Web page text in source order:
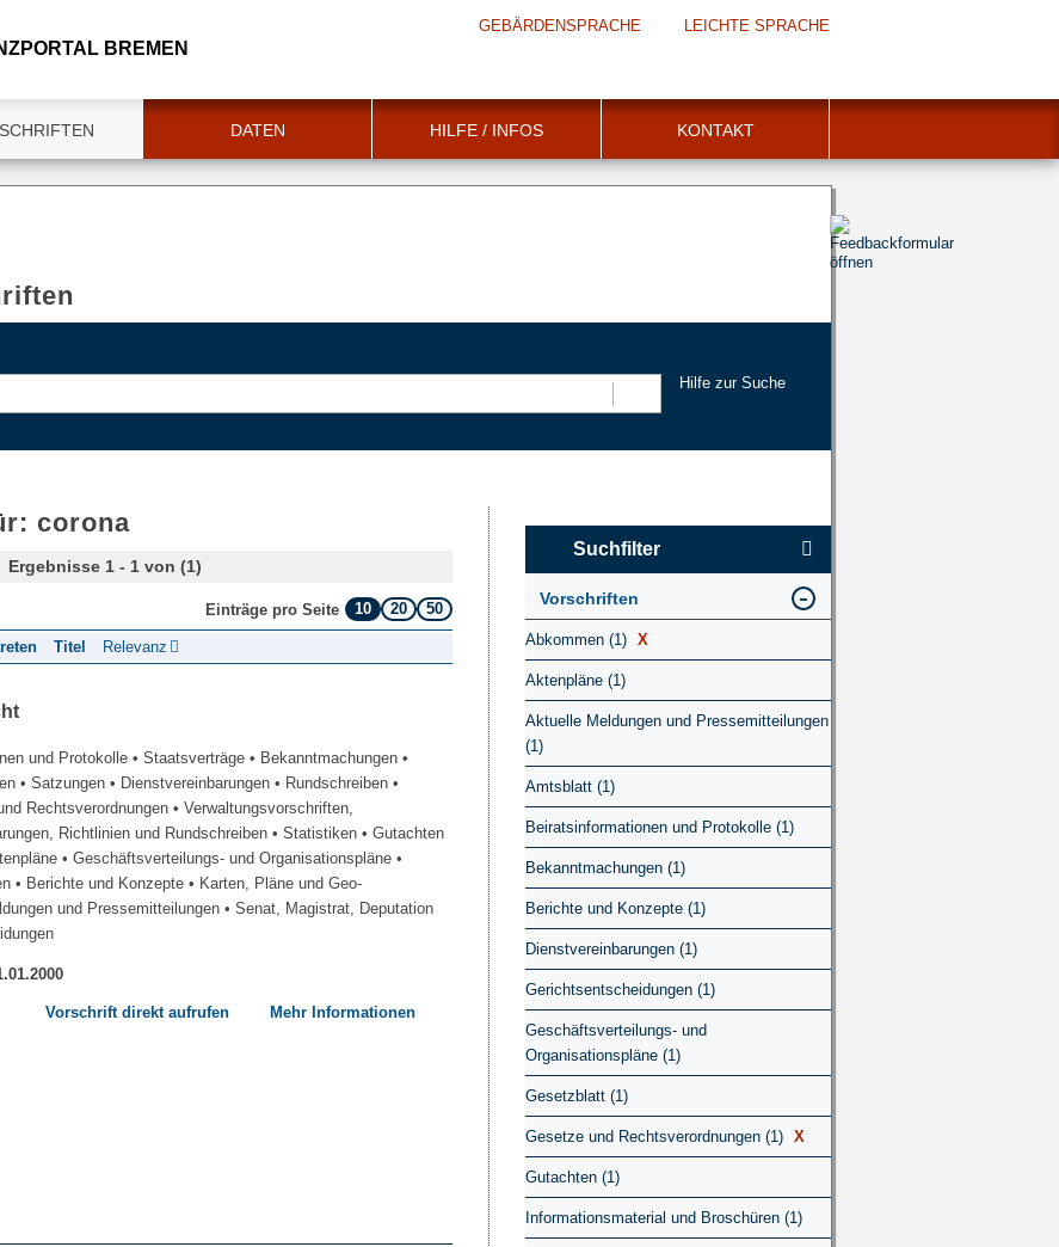
BREMEN
GEBÄRDENSPRACHE LEICHTE SPRACHE
DATEN HILFE / INFOS KONTAKT
Hilfe zur Suche
corona
Ergebnisse 1 - 1 von (1)
Einträge pro Seite 10 20 50
Titel Relevanz
und Protokolle • Staatsverträge • Bekanntmachungen •
• Satzungen • Dienstvereinbarungen • Rundschreiben •
Rechtsverordnungen • Verwaltungsvorschriften,
Richtlinien und Rundschreiben • Statistiken • Gutachten
• Geschäftsverteilungs- und Organisationspläne •
• Berichte und Konzepte • Karten, Pläne und Geo-
und Pressemitteilungen • Senat, Magistrat, Deputation
Vorschrift direkt aufrufen Mehr Informationen
Suchfilter
Vorschriften
Abkommen (1) X
Aktenpläne (1)
Aktuelle Meldungen und Pressemitteilungen
(1)
Amtsblatt (1)
Beiratsinformationen und Protokolle (1)
Bekanntmachungen (1)
Berichte und Konzepte (1)
Dienstvereinbarungen (1)
Gerichtsentscheidungen (1)
Geschäftsverteilungs- und
Organisationspläne (1)
Gesetzblatt (1)
Gesetze und Rechtsverordnungen (1) X
Gutachten (1)
Informationsmaterial und Broschüren (1)